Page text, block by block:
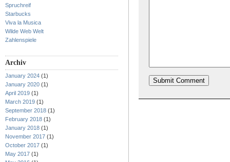
Spruchreif
Starbucks
Viva la Musica
Wilde Web Welt
Zahlenspiele
Archiv
January 2024 (1)
January 2020 (1)
April 2019 (1)
March 2019 (1)
September 2018 (1)
February 2018 (1)
January 2018 (1)
November 2017 (1)
October 2017 (1)
May 2017 (1)